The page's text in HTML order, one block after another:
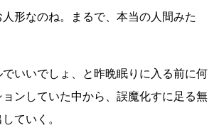
人形なのね。まるで、本当の人間みた
いいでしょ、と昨晩眠りに入る前に何
ンしていた中から、誤魔化すに足る無
ていく。